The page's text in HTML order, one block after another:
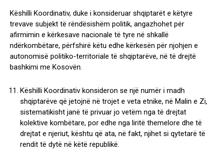
Këshilli Koordinativ, duke i konsideruar shqiptarët e këtyre
trevave subjekt të rëndësishëm politik, angazhohet për
afirmimin e kërkesave nacionale të tyre në shkallë
ndërkombëtare, përfshirë këtu edhe kërkesën për njohjen e
autonomisë politiko-territoriale të shqiptarëve, në të drejtë
bashkimi me Kosovën.
Këshilli Koordinativ konsideron se një numër i madh
shqiptarëve që jetojnë në trojet e veta etnike, në Malin e Zi,
sistematikisht janë të privuar jo vetëm nga të drejtat
kolektive kombëtare, por edhe nga liritë themelore dhe të
drejtat e njeriut, kështu që ata, në fakt, njihet si qytetarë të
rendit të dytë në këtë republikë.